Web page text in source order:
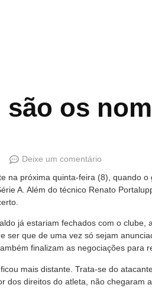
são os
Deixe um comentário
na próxima quinta-feira (8), quando
A. Além do técnico Renato
já estariam fechados com o
ser que de uma vez só sejam
finalizam as negociações para
mais distante. Trata-se do
dos direitos do atleta, não chegaram